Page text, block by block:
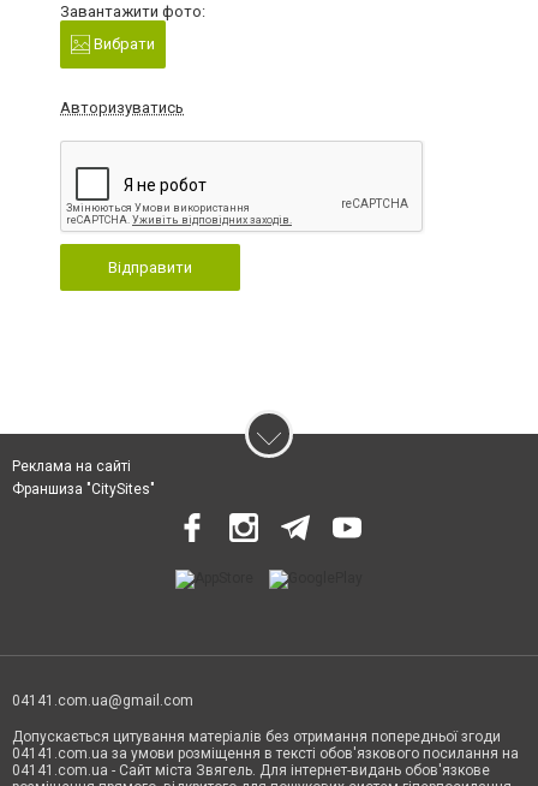
Завантажити фото:
Вибрати
Авторизуватись
Відправити
Реклама на сайті
Франшиза "CitySites"
04141.com.ua@gmail.com
Допускається цитування матеріалів без отримання попередньої згоди
04141.com.ua за умови розміщення в тексті обов'язкового посилання на
04141.com.ua - Сайт міста Звягель. Для інтернет-видань обов'язкове